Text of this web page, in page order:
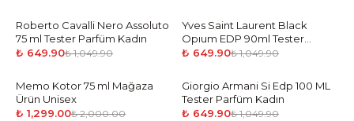
-38%
Roberto Cavalli Nero Assoluto
75 ml Tester Parfüm Kadın
₺ 649.90₺ 1,049.90
-38%
Yves Saint Laurent Black
Opıum EDP 90ml Tester
Parfüm Kadın
₺ 649.90₺ 1,049.90
-35%
Memo Kotor 75 ml Mağaza
Ürün Unisex
₺ 1,299.00₺ 2,000.00
-38%
Giorgio Armani Si Edp 100 ML
Tester Parfüm Kadın
₺ 649.90₺ 1,049.90